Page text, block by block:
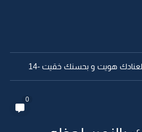
لعنادك هويت و بحسنك خقيت -13
0